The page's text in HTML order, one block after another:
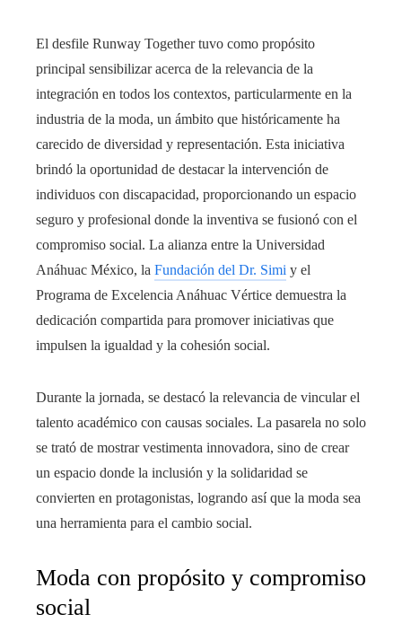
El desfile Runway Together tuvo como propósito
principal sensibilizar acerca de la relevancia de la
integración en todos los contextos, particularmente en la
industria de la moda, un ámbito que históricamente ha
carecido de diversidad y representación. Esta iniciativa
brindó la oportunidad de destacar la intervención de
individuos con discapacidad, proporcionando un espacio
seguro y profesional donde la inventiva se fusionó con el
compromiso social. La alianza entre la Universidad
Anáhuac México, la Fundación del Dr. Simi y el
Programa de Excelencia Anáhuac Vértice demuestra la
dedicación compartida para promover iniciativas que
impulsen la igualdad y la cohesión social.
Durante la jornada, se destacó la relevancia de vincular el
talento académico con causas sociales. La pasarela no solo
se trató de mostrar vestimenta innovadora, sino de crear
un espacio donde la inclusión y la solidaridad se
convierten en protagonistas, logrando así que la moda sea
una herramienta para el cambio social.
Moda con propósito y compromiso
social